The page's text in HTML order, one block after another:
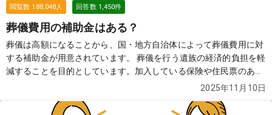
閲覧数 188,048人 回答数 1,450件
葬儀費用の補助金はある？
葬儀は高額になることから、国・地方自治体によって葬儀費用に対
する補助金が用意されています。 葬儀を行う遺族の経済的負担を軽
減することを目的としています。加入している保険や住民票のある
自治体によって、もらえる金額や必要な申請書類などが異なります
2025年11月10日